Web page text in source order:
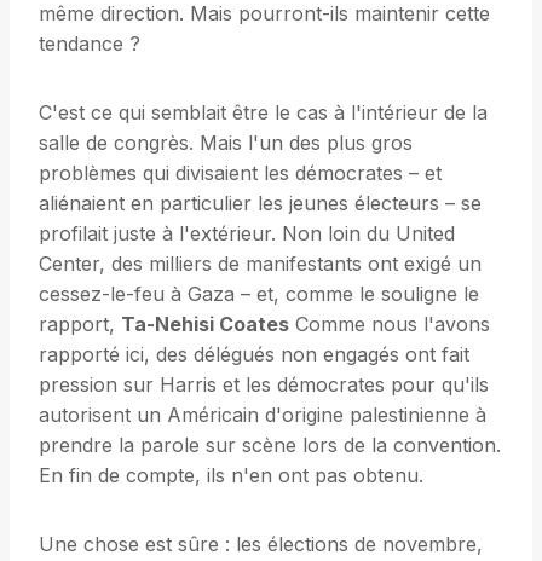
même direction. Mais pourront-ils maintenir cette
tendance ?
C'est ce qui semblait être le cas à l'intérieur de la
salle de congrès. Mais l'un des plus gros
problèmes qui divisaient les démocrates – et
aliénaient en particulier les jeunes électeurs – se
profilait juste à l'extérieur. Non loin du United
Center, des milliers de manifestants ont exigé un
cessez-le-feu à Gaza – et, comme le souligne le
rapport, Ta-Nehisi Coates Comme nous l'avons
rapporté ici, des délégués non engagés ont fait
pression sur Harris et les démocrates pour qu'ils
autorisent un Américain d'origine palestinienne à
prendre la parole sur scène lors de la convention.
En fin de compte, ils n'en ont pas obtenu.
Une chose est sûre : les élections de novembre,